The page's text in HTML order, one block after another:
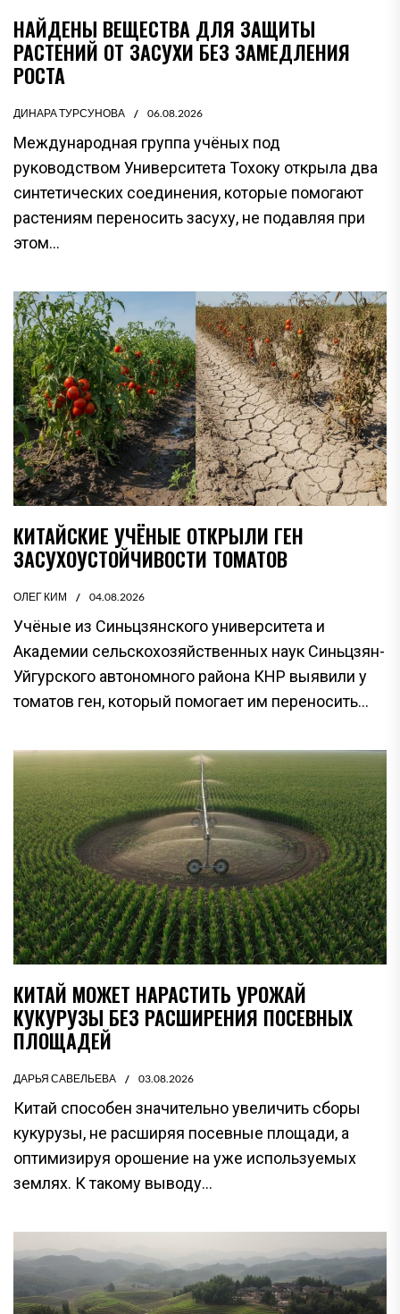
НАЙДЕНЫ ВЕЩЕСТВА ДЛЯ ЗАЩИТЫ
РАСТЕНИЙ ОТ ЗАСУХИ БЕЗ ЗАМЕДЛЕНИЯ
РОСТА
ДИНАРА ТУРСУНОВА 06.08.2026
Международная группа учёных под
руководством Университета Тохоку открыла два
синтетических соединения, которые помогают
растениям переносить засуху, не подавляя при
этом...
КИТАЙСКИЕ УЧЁНЫЕ ОТКРЫЛИ ГЕН
ЗАСУХОУСТОЙЧИВОСТИ ТОМАТОВ
ОЛЕГ КИМ 04.08.2026
Учёные из Синьцзянского университета и
Академии сельскохозяйственных наук Синьцзян-
Уйгурского автономного района КНР выявили у
томатов ген, который помогает им переносить...
КИТАЙ МОЖЕТ НАРАСТИТЬ УРОЖАЙ
КУКУРУЗЫ БЕЗ РАСШИРЕНИЯ ПОСЕВНЫХ
ПЛОЩАДЕЙ
ДАРЬЯ САВЕЛЬЕВА 03.08.2026
Китай способен значительно увеличить сборы
кукурузы, не расширяя посевные площади, а
оптимизируя орошение на уже используемых
землях. К такому выводу...